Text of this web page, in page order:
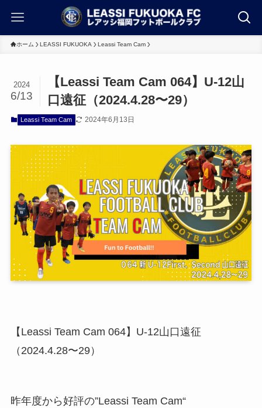
ホーム LEASSI FUKUOKA Leassi Team Cam
【Leassi Team Cam 064】U-12山
口遠征（2024.4.28〜29）
2024
6/13
Leassi Team Cam 2024年6月13日
【Leassi Team Cam 064】U-12山口遠征
（2024.4.28〜29）
昨年度から好評の”Leassi Team Cam“